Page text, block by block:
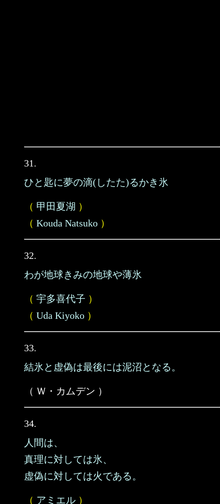
31.
ひと匙に夢の滴(したた)るかき氷
（ 甲田夏湖 ）
（ Kouda Natsuko ）
32.
わが地球きみの地球や薄氷
（ 宇多喜代子 ）
（ Uda Kiyoko ）
33.
結氷と虚偽は最後には泥沼となる。
（ Ｗ・カムデン ）
34.
人間は、
真理に対しては氷、
虚偽に対しては火である。
（ アミエル ）